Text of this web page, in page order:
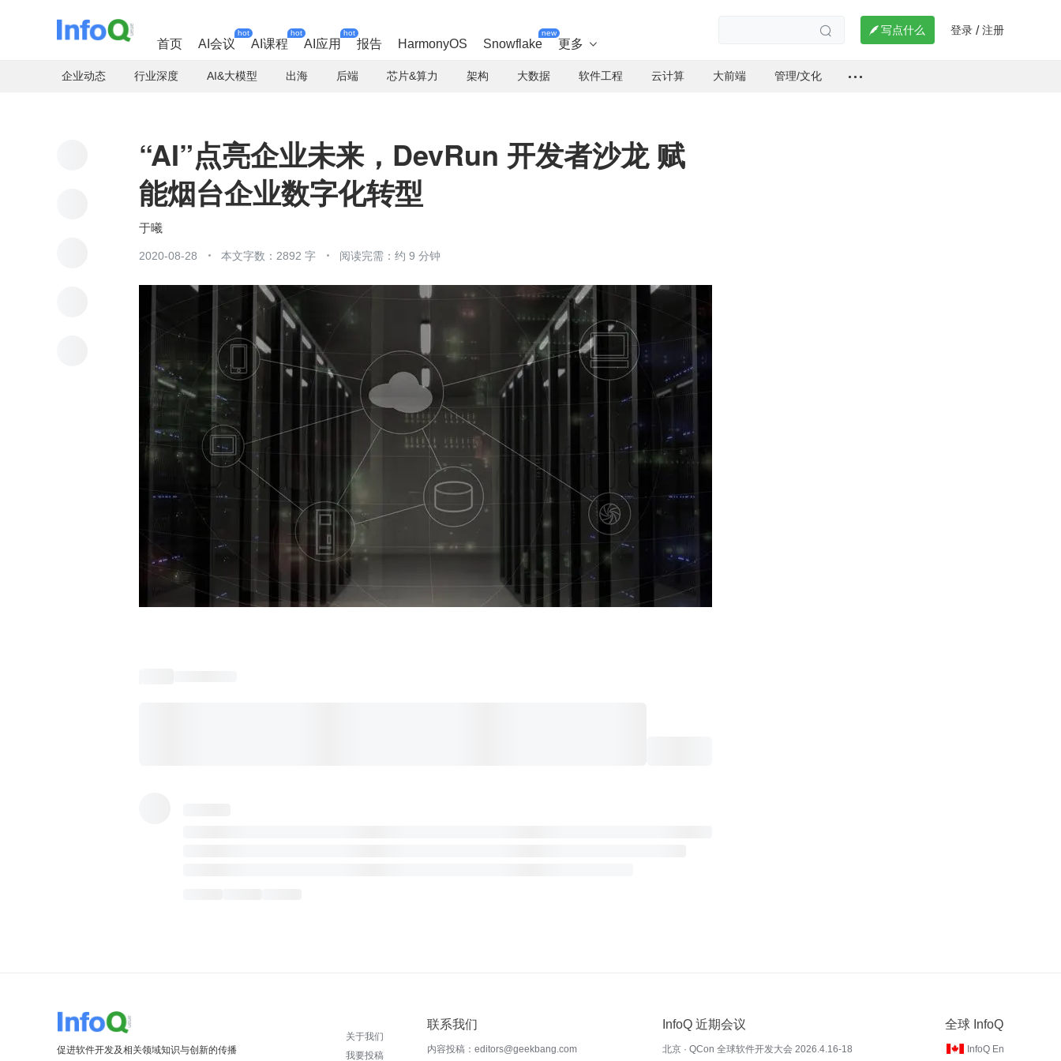
首页 AI会议
hot
AI课程
hot
AI应用
hot
报告 HarmonyOS Snowflake
new
更多 
  写点什么 登录 / 注册
企业动态 行业深度 AI&大模型 出海 后端 芯片&算力 架构 大数据 软件工程 云计算 大前端 管理/文化
“AI”点亮企业未来，DevRun 开发者沙龙 赋
能烟台企业数字化转型
于曦
2020-08-28 本文字数：2892 字 阅读完需：约 9 分钟
促进软件开发及相关领域知识与创新的传播
关于我们
我要投稿
联系我们
内容投稿：editors@geekbang.com
InfoQ 近期会议
北京 · QCon 全球软件开发大会 2026.4.16-18
全球 InfoQ
InfoQ En